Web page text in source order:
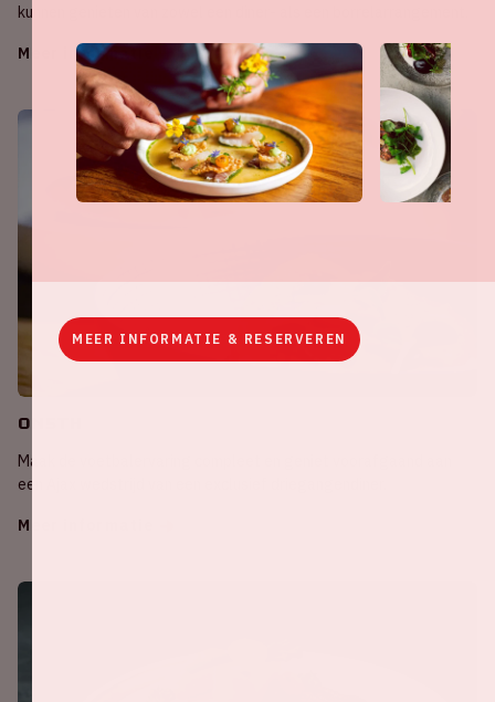
kunnen genieten van zowel een diner- als een borrelarrangement.
Meer informatie
ON5TH
Maak de voetbalervaring compleet en geniet voorafgaand aan
een Ajax wedstrijd van een exclusief driegangendiner.
Meer informatie
MEER INFORMATIE & RESERVEREN